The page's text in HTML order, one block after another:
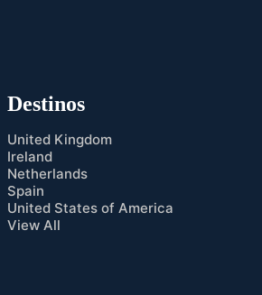
Destinos
United Kingdom
Ireland
Netherlands
Spain
United States of America
View All